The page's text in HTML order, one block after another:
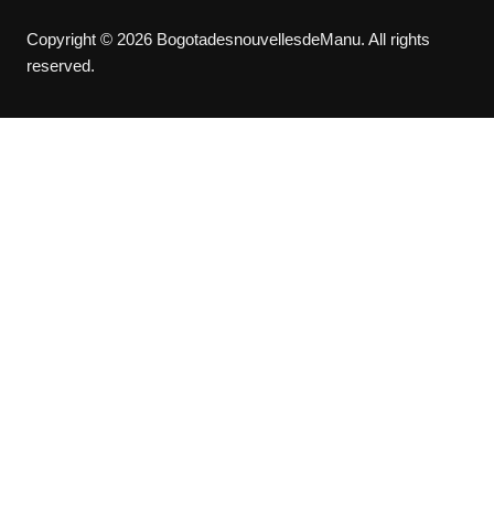
Copyright © 2026 BogotadesnouvellesdeManu. All rights
reserved.